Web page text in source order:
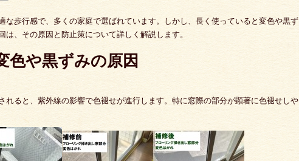
な歩行感で、多くの家庭で選ばれています。しかし、長く使っていると変色や黒ず
、その原因と防止策について詳しく解説します。
色や黒ずみの原因
れると、紫外線の影響で色褪せが進行します。特に窓際の部分が顕著に色褪せしや